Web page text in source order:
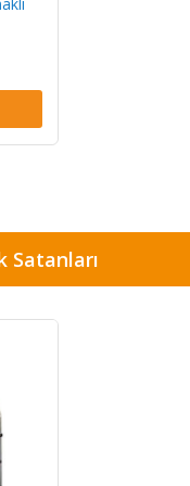
Satanları